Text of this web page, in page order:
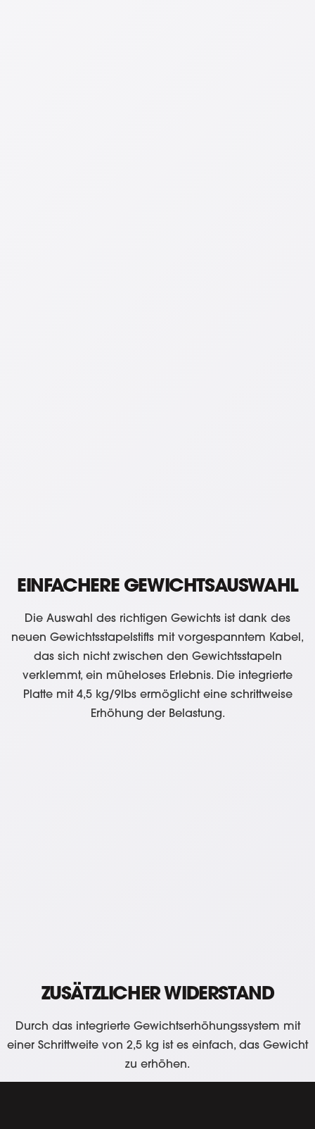
EINFACHERE GEWICHTSAUSWAHL
Die Auswahl des richtigen Gewichts ist dank des
neuen Gewichtsstapelstifts mit vorgespanntem Kabel,
das sich nicht zwischen den Gewichtsstapeln
verklemmt, ein müheloses Erlebnis. Die integrierte
Platte mit 4,5 kg/9lbs ermöglicht eine schrittweise
Erhöhung der Belastung.
ZUSÄTZLICHER WIDERSTAND
Durch das integrierte Gewichtserhöhungssystem mit
einer Schrittweite von 2,5 kg ist es einfach, das Gewicht
zu erhöhen.